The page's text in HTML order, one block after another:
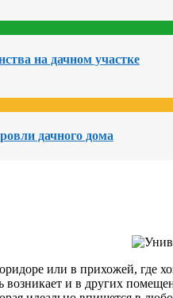
на дачном участке
дачного дома
или в прихожей, где
возникает и в других